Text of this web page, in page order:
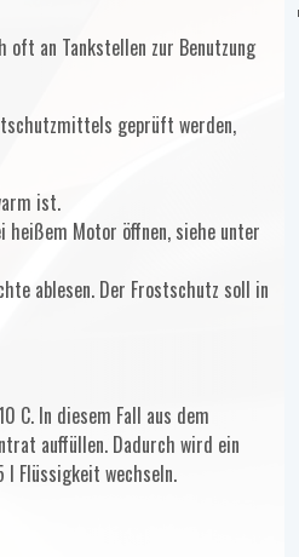
oft an Tankstellen zur Benutzung
geprüft werden,
ist.
Motor öffnen, siehe unter
ablesen. Der Frostschutz soll in
C. In diesem Fall aus dem
auffüllen. Dadurch wird ein
Flüssigkeit wechseln.